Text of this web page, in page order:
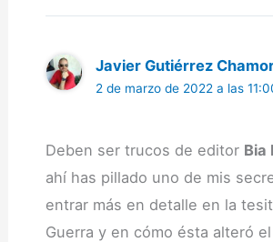
Javier Gutiérrez
2 de marzo de 2022 a las
Deben ser trucos de editor Bia
ahí has pillado uno de mis
entrar más en detalle en la
Guerra y en cómo ésta alteró